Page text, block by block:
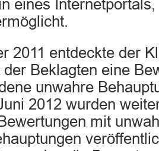
eines
2011 entdeckte der
der Beklagten eine
unwahre
2012 wurden
mit